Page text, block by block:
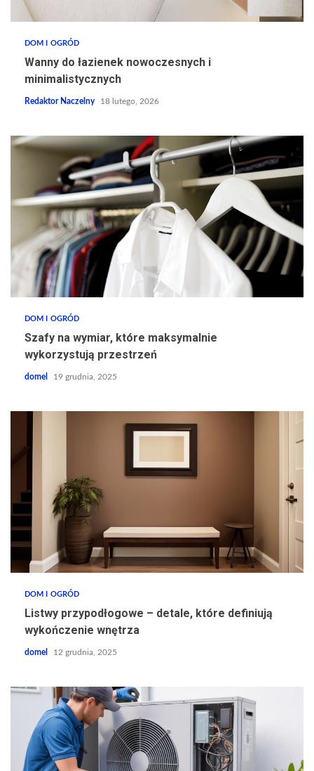
DOM I OGRÓD
Wanny do łazienek nowoczesnych i
minimalistycznych
Redaktor Naczelny 18 lutego, 2026
DOM I OGRÓD
Szafy na wymiar, które maksymalnie
wykorzystują przestrzeń
domel 19 grudnia, 2025
DOM I OGRÓD
Listwy przypodłogowe – detale, które definiują
wykończenie wnętrza
domel 12 grudnia, 2025